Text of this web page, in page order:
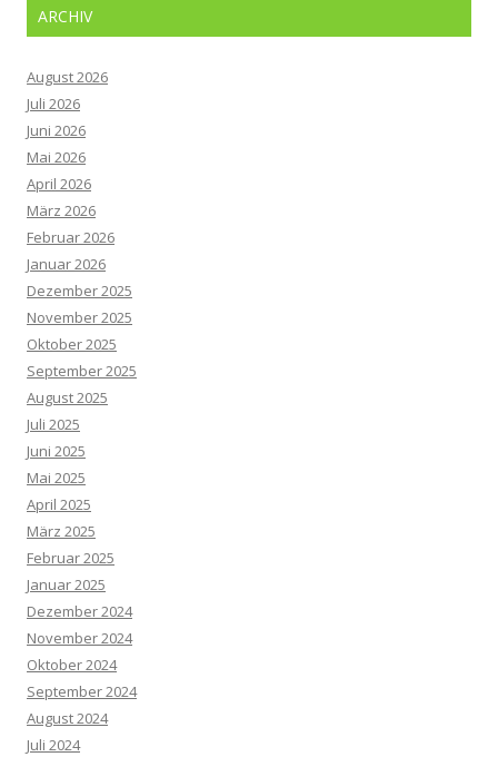
ARCHIV
August 2026
Juli 2026
Juni 2026
Mai 2026
April 2026
März 2026
Februar 2026
Januar 2026
Dezember 2025
November 2025
Oktober 2025
September 2025
August 2025
Juli 2025
Juni 2025
Mai 2025
April 2025
März 2025
Februar 2025
Januar 2025
Dezember 2024
November 2024
Oktober 2024
September 2024
August 2024
Juli 2024